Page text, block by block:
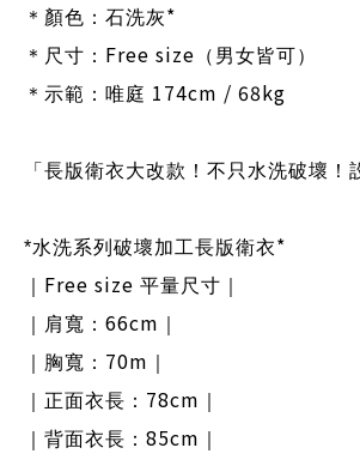
＊顏色：石洗灰*
＊尺寸： Free size （男女皆可）
＊示範：唯庭 174cm / 68kg
「長版衛衣大改款！不只水洗破壞！
*水洗系列破壞加工長版衛衣*
Free size 平量尺寸｜
｜肩寬： 66cm
｜胸寬： 70m
｜正面衣長： 78cm
｜背面衣長： 85cm